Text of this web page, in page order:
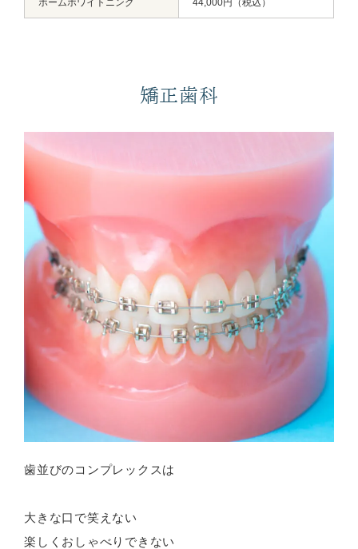
矯正歯科
歯並びのコンプレックスは
大きな口で笑えない
楽しくおしゃべりできない